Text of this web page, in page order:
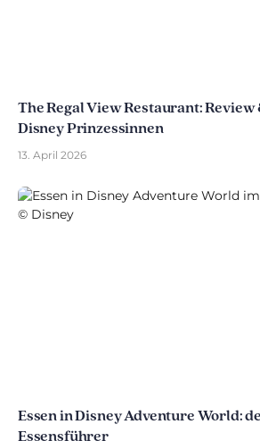
The Regal View Restaurant:
Disney Prinzessinnen
13. April 2026
Essen in Disney Adventure World:
Essensführer